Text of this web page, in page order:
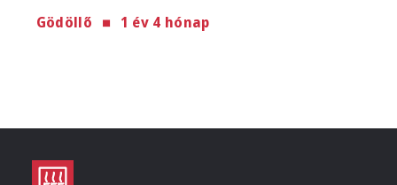
Gödöllő 1 év 4 hónap